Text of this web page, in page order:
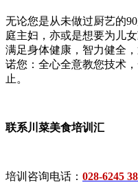
无论您是从未做过厨艺的
庭主妇，亦或是想要为儿
满足身体健康，智力健全
诺您：全心全意教您技术
止。
联系川菜美食培训汇
培训咨询电话： 028-6245